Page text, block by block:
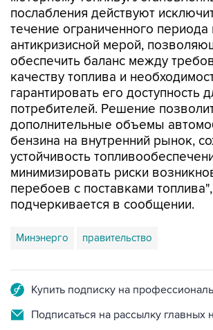
послабления действуют
течение ограниченного периода
антикризисной мерой,
обеспечить баланс между
качеству топлива и
гарантировать его доступность
потребителей. Решение
дополнительные объемы
бензина на внутренний рынок,
устойчивость
минимизировать риски
перебоев с поставками
подчеркивается в сообщении.
Минэнерго правительство
Купить подписку на
Подписаться на рассылку главных